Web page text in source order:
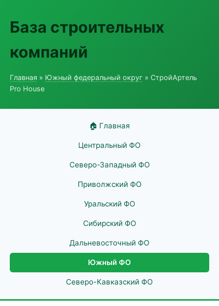
База строительных
компаний
Главная » Южный федеральный округ » СтройАртель
Pro House
🏠 Главная
Центральный ФО
Северо-Западный ФО
Приволжский ФО
Уральский ФО
Сибирский ФО
Дальневосточный ФО
Южный ФО
Северо-Кавказский ФО